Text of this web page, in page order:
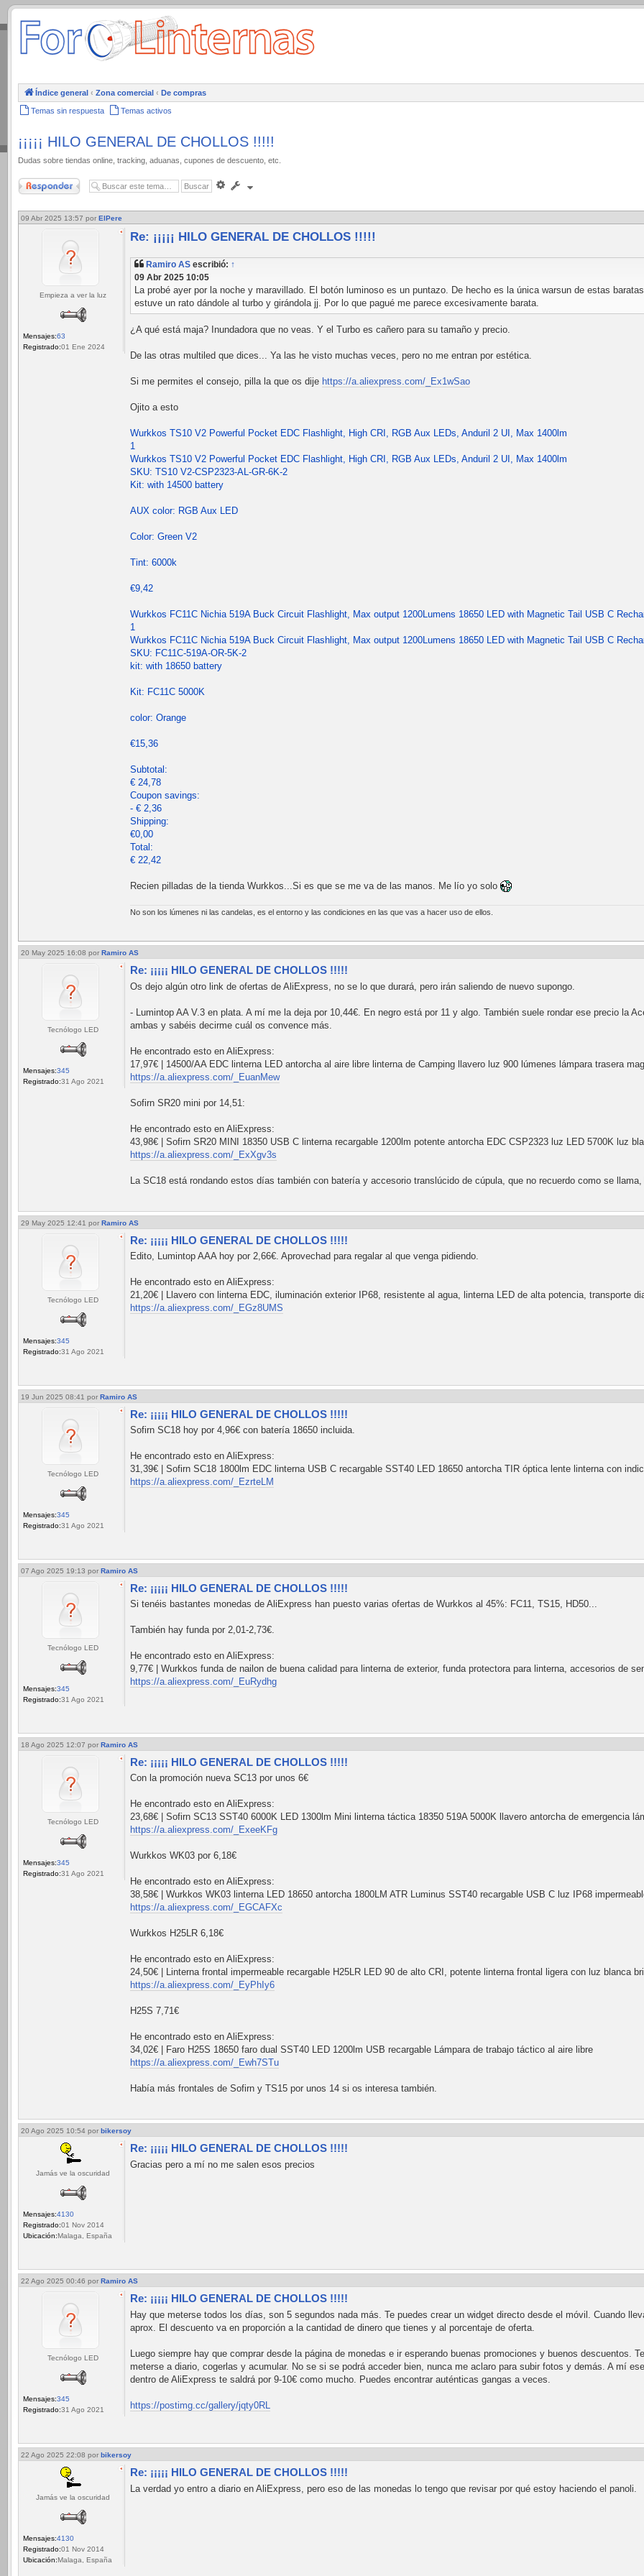
.
Índice general ‹ Zona comercial ‹ De compras
Temas sin respuesta Temas activos
¡¡¡¡¡ HILO GENERAL DE CHOLLOS !!!!!
Dudas sobre tiendas online, tracking, aduanas, cupones de descuento, etc.
Responder
Búsqueda
09 Abr 2025 13:57 por ElPere
Empieza a ver la luz
Mensajes:63
Registrado:01 Ene 2024
Re: ¡¡¡¡¡ HILO GENERAL DE CHOLLOS !!!!!
Ramiro AS escribió: ↑
09 Abr 2025 10:05
La probé ayer por la noche y maravillado. El botón luminoso es un puntazo. De hecho es la única warsun de estas
estuve un rato dándole al turbo y girándola jj. Por lo que pagué me parece excesivamente barata.
¿A qué está maja? Inundadora que no veas. Y el Turbo es cañero para su tamaño y precio.
De las otras multiled que dices... Ya las he visto muchas veces, pero no me entran por estética.
Si me permites el consejo, pilla la que os dije https://a.aliexpress.com/_Ex1wSao
Ojito a esto
Wurkkos TS10 V2 Powerful Pocket EDC Flashlight, High CRI, RGB Aux LEDs, Anduril 2 UI, Max 1400lm
1
Wurkkos TS10 V2 Powerful Pocket EDC Flashlight, High CRI, RGB Aux LEDs, Anduril 2 UI, Max 1400lm
SKU: TS10 V2-CSP2323-AL-GR-6K-2
Kit: with 14500 battery
AUX color: RGB Aux LED
Color: Green V2
Tint: 6000k
€9,42
Wurkkos FC11C Nichia 519A Buck Circuit Flashlight, Max output 1200Lumens 18650 LED with Magnetic Tail USB C
1
Wurkkos FC11C Nichia 519A Buck Circuit Flashlight, Max output 1200Lumens 18650 LED with Magnetic Tail USB C
SKU: FC11C-519A-OR-5K-2
kit: with 18650 battery
Kit: FC11C 5000K
color: Orange
€15,36
Subtotal:
€ 24,78
Coupon savings:
- € 2,36
Shipping:
€0,00
Total:
€ 22,42
Recien pilladas de la tienda Wurkkos...Si es que se me va de las manos. Me lío yo solo
No son los lúmenes ni las candelas, es el entorno y las condiciones en las que vas a hacer uso de ellos.
20 May 2025 16:08 por Ramiro AS
Tecnólogo LED
Mensajes:345
Registrado:31 Ago 2021
Re: ¡¡¡¡¡ HILO GENERAL DE CHOLLOS !!!!!
Os dejo algún otro link de ofertas de AliExpress, no se lo que durará, pero irán saliendo de nuevo supongo.
- Lumintop AA V.3 en plata. A mí me la deja por 10,44€. En negro está por 11 y algo. También suele rondar ese precio la
ambas y sabéis decirme cuál os convence más.
He encontrado esto en AliExpress:
17,97€ | 14500/AA EDC linterna LED antorcha al aire libre linterna de Camping llavero luz 900 lúmenes lámpara trasera
https://a.aliexpress.com/_EuanMew
Sofirn SR20 mini por 14,51:
He encontrado esto en AliExpress:
43,98€ | Sofirn SR20 MINI 18350 USB C linterna recargable 1200lm potente antorcha EDC CSP2323 luz LED 5700K luz
https://a.aliexpress.com/_ExXgv3s
La SC18 está rondando estos días también con batería y accesorio translúcido de cúpula, que no recuerdo como se llama,
29 May 2025 12:41 por Ramiro AS
Tecnólogo LED
Mensajes:345
Registrado:31 Ago 2021
Re: ¡¡¡¡¡ HILO GENERAL DE CHOLLOS !!!!!
Edito, Lumintop AAA hoy por 2,66€. Aprovechad para regalar al que venga pidiendo.
He encontrado esto en AliExpress:
21,20€ | Llavero con linterna EDC, iluminación exterior IP68, resistente al agua, linterna LED de alta potencia, transporte
https://a.aliexpress.com/_EGz8UMS
19 Jun 2025 08:41 por Ramiro AS
Tecnólogo LED
Mensajes:345
Registrado:31 Ago 2021
Re: ¡¡¡¡¡ HILO GENERAL DE CHOLLOS !!!!!
Sofirn SC18 hoy por 4,96€ con batería 18650 incluida.
He encontrado esto en AliExpress:
31,39€ | Sofirn SC18 1800lm EDC linterna USB C recargable SST40 LED 18650 antorcha TIR óptica lente linterna con
https://a.aliexpress.com/_EzrteLM
07 Ago 2025 19:13 por Ramiro AS
Tecnólogo LED
Mensajes:345
Registrado:31 Ago 2021
Re: ¡¡¡¡¡ HILO GENERAL DE CHOLLOS !!!!!
Si tenéis bastantes monedas de AliExpress han puesto varias ofertas de Wurkkos al 45%: FC11, TS15, HD50...
También hay funda por 2,01-2,73€.
He encontrado esto en AliExpress:
9,77€ | Wurkkos funda de nailon de buena calidad para linterna de exterior, funda protectora para linterna, accesorios de
https://a.aliexpress.com/_EuRydhg
18 Ago 2025 12:07 por Ramiro AS
Tecnólogo LED
Mensajes:345
Registrado:31 Ago 2021
Re: ¡¡¡¡¡ HILO GENERAL DE CHOLLOS !!!!!
Con la promoción nueva SC13 por unos 6€
He encontrado esto en AliExpress:
23,68€ | Sofirn SC13 SST40 6000K LED 1300lm Mini linterna táctica 18350 519A 5000K llavero antorcha de emergencia
https://a.aliexpress.com/_ExeeKFg
Wurkkos WK03 por 6,18€
He encontrado esto en AliExpress:
38,58€ | Wurkkos WK03 linterna LED 18650 antorcha 1800LM ATR Luminus SST40 recargable USB C luz IP68
https://a.aliexpress.com/_EGCAFXc
Wurkkos H25LR 6,18€
He encontrado esto en AliExpress:
24,50€ | Linterna frontal impermeable recargable H25LR LED 90 de alto CRI, potente linterna frontal ligera con luz blanca
https://a.aliexpress.com/_EyPhIy6
H25S 7,71€
He encontrado esto en AliExpress:
34,02€ | Faro H25S 18650 faro dual SST40 LED 1200lm USB recargable Lámpara de trabajo táctico al aire libre
https://a.aliexpress.com/_Ewh7STu
Había más frontales de Sofirn y TS15 por unos 14 si os interesa también.
20 Ago 2025 10:54 por bikersoy
Jamás ve la oscuridad
Mensajes:4130
Registrado:01 Nov 2014
Ubicación:Malaga, España
Re: ¡¡¡¡¡ HILO GENERAL DE CHOLLOS !!!!!
Gracias pero a mí no me salen esos precios
22 Ago 2025 00:46 por Ramiro AS
Tecnólogo LED
Mensajes:345
Registrado:31 Ago 2021
Re: ¡¡¡¡¡ HILO GENERAL DE CHOLLOS !!!!!
Hay que meterse todos los días, son 5 segundos nada más. Te puedes crear un widget directo desde el móvil. Cuando
aprox. El descuento va en proporción a la cantidad de dinero que tienes y al porcentaje de oferta.
Luego siempre hay que comprar desde la página de monedas e ir esperando buenas promociones y buenos descuentos.
meterse a diario, cogerlas y acumular. No se si se podrá acceder bien, nunca me aclaro para subir fotos y demás. A mí
dentro de AliExpress te saldrá por 9-10€ como mucho. Puedes encontrar auténticas gangas a veces.
https://postimg.cc/gallery/jqty0RL
22 Ago 2025 22:08 por bikersoy
Jamás ve la oscuridad
Mensajes:4130
Registrado:01 Nov 2014
Ubicación:Malaga, España
Re: ¡¡¡¡¡ HILO GENERAL DE CHOLLOS !!!!!
La verdad yo entro a diario en AliExpress, pero eso de las monedas lo tengo que revisar por qué estoy haciendo el panoli.